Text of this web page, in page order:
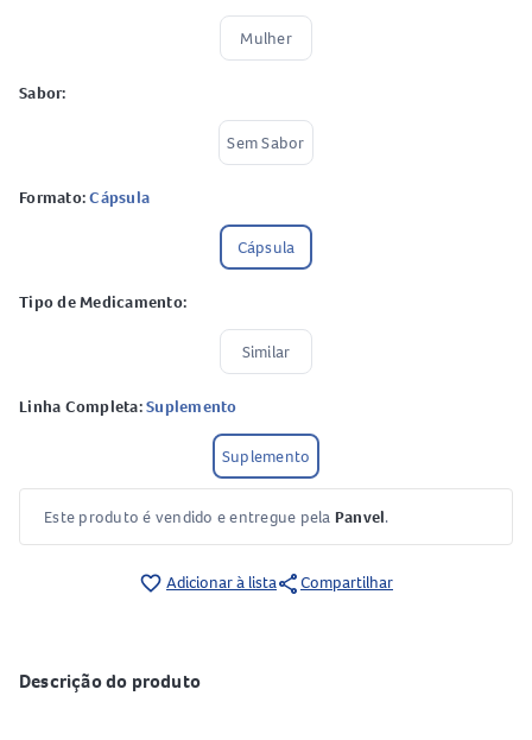
Mulher
Sabor:
Sem Sabor
Formato:Cápsula
Cápsula
Tipo de Medicamento:
Similar
Linha Completa:Suplemento
Suplemento
Este produto é vendido e entregue pela Panvel.
favorite_border Adicionar à listashareCompartilhar
Descrição do produto